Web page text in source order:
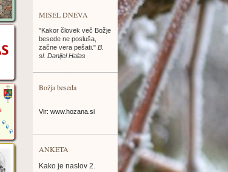
MISEL DNEVA
"Kakor človek več Božje
besede ne posluša,
začne vera pešati." B.
sl. Danijel Halas
Božja beseda
Vir: www.hozana.si
ANKETA
Kako je naslov 2.